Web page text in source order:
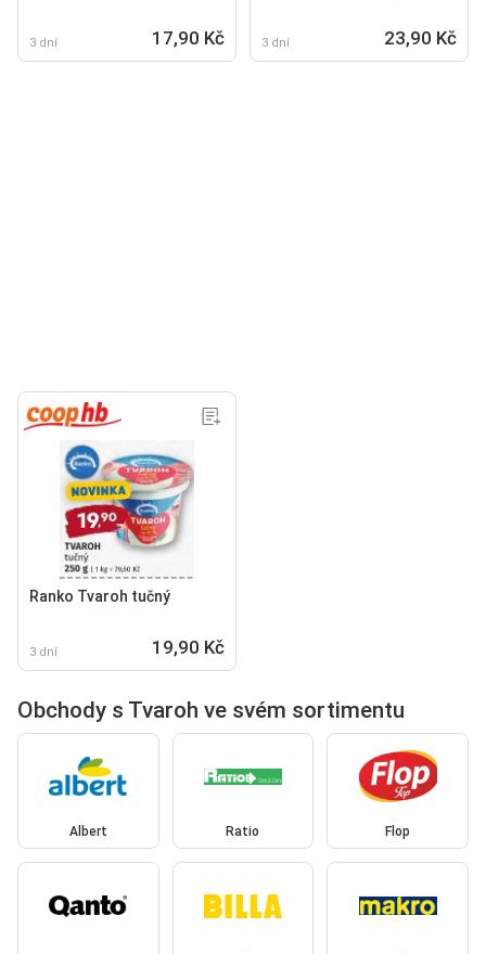
3 dní 17,90 Kč 3 dní 23,90 Kč
Ranko Tvaroh tučný
3 dní 19,90 Kč
Obchody s Tvaroh ve svém sortimentu
Albert Ratio Flop